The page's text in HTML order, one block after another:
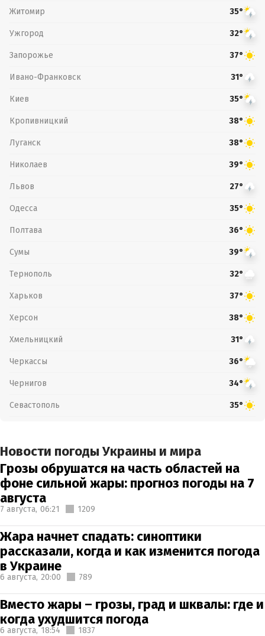
Житомир 35°
Ужгород 32°
Запорожье 37°
Ивано-Франковск 31°
Киев 35°
Кропивницкий 38°
Луганск 38°
Николаев 39°
Львов 27°
Одесса 35°
Полтава 36°
Сумы 39°
Тернополь 32°
Харьков 37°
Херсон 38°
Хмельницкий 31°
Черкассы 36°
Чернигов 34°
Севастополь 35°
Новости погоды Украины и мира
Грозы обрушатся на часть областей на
фоне сильной жары: прогноз погоды на 7
августа
7 августа, 06:21 1209
Жара начнет спадать: синоптики
рассказали, когда и как изменится погода
в Украине
6 августа, 20:00 789
Вместо жары – грозы, град и шквалы: где и
когда ухудшится погода
6 августа, 18:54 1837